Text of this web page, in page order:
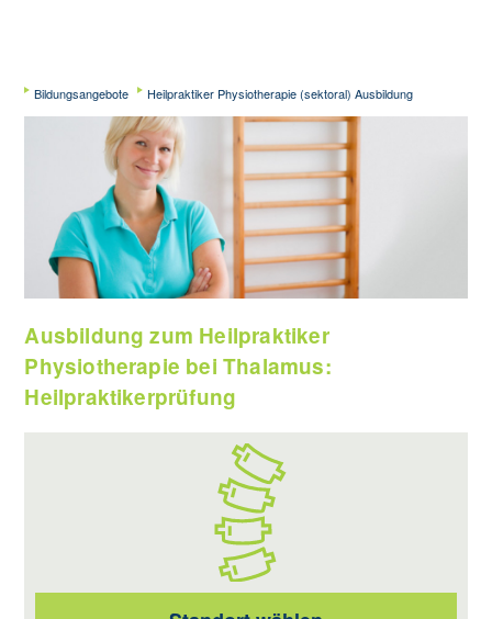
Bildungsangebote Heilpraktiker Physiotherapie (sektoral) Ausbildung
Ausbildung zum Heilpraktiker
Physiotherapie bei Thalamus:
Heilpraktikerprüfung